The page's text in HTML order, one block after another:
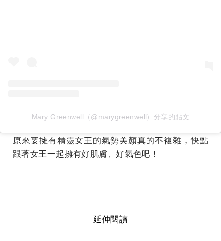
Mary Greenwell（@marygreenwell）分享的貼文
原來要擁有精靈女王的氣勢美顏真的不複雜，快點
跟著女王一起擁有好肌膚、好氣色吧！
延伸閱讀